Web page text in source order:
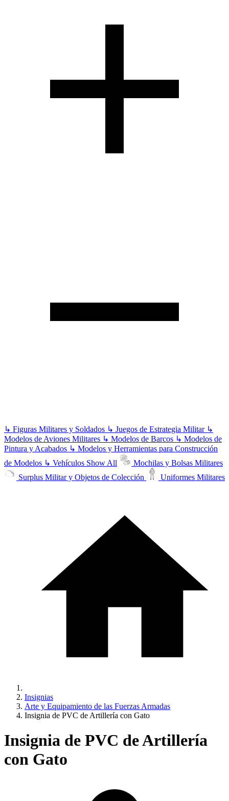
↳ Figuras Militares y Soldados ↳ Juegos de Estrategia Militar ↳
Modelos de Aviones Militares ↳ Modelos de Barcos ↳ Modelos de
Pintura y Acabados ↳ Modelos y Herramientas para Construcción
de Modelos ↳ Vehículos Show All
Mochilas y Bolsas Militares
Surplus Militar y Objetos de Colección
Uniformes Militares
Insignias
Arte y Equipamiento de las Fuerzas Armadas
Insignia de PVC de Artillería con Gato
Insignia de PVC de Artillería
con Gato